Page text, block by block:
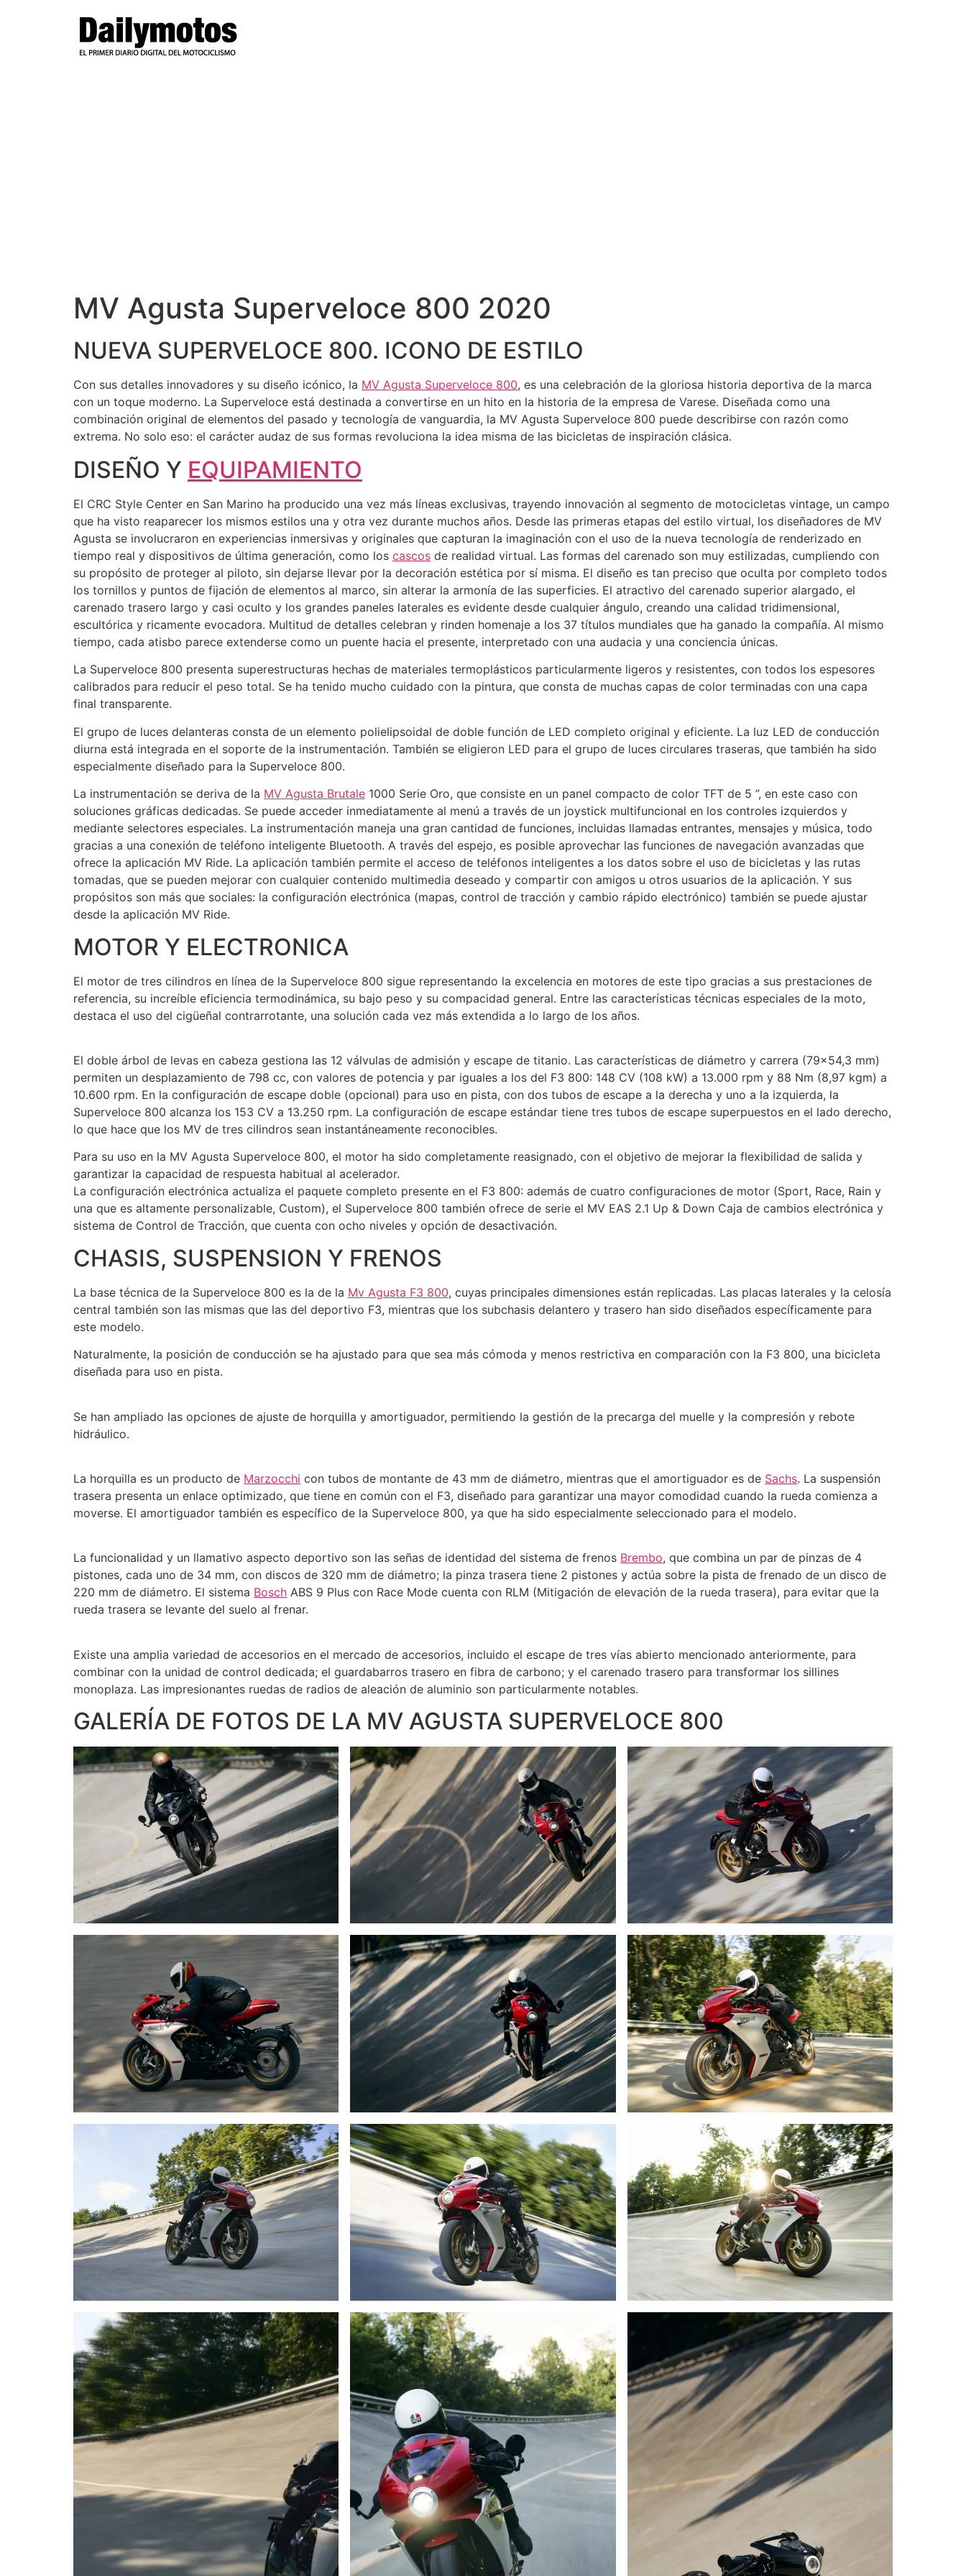
MV Agusta Superveloce 800 2020
NUEVA SUPERVELOCE 800. ICONO DE ESTILO
Con sus detalles innovadores y su diseño icónico, la MV Agusta Superveloce 800, es una celebración de la gloriosa historia deportiva de la marca
con un toque moderno. La Superveloce está destinada a convertirse en un hito en la historia de la empresa de Varese. Diseñada como una
combinación original de elementos del pasado y tecnología de vanguardia, la MV Agusta Superveloce 800 puede describirse con razón como
extrema. No solo eso: el carácter audaz de sus formas revoluciona la idea misma de las bicicletas de inspiración clásica.
DISEÑO Y EQUIPAMIENTO
El CRC Style Center en San Marino ha producido una vez más líneas exclusivas, trayendo innovación al segmento de motocicletas vintage, un campo
que ha visto reaparecer los mismos estilos una y otra vez durante muchos años. Desde las primeras etapas del estilo virtual, los diseñadores de MV
Agusta se involucraron en experiencias inmersivas y originales que capturan la imaginación con el uso de la nueva tecnología de renderizado en
tiempo real y dispositivos de última generación, como los cascos de realidad virtual. Las formas del carenado son muy estilizadas, cumpliendo con
su propósito de proteger al piloto, sin dejarse llevar por la decoración estética por sí misma. El diseño es tan preciso que oculta por completo todos
los tornillos y puntos de fijación de elementos al marco, sin alterar la armonía de las superficies. El atractivo del carenado superior alargado, el
carenado trasero largo y casi oculto y los grandes paneles laterales es evidente desde cualquier ángulo, creando una calidad tridimensional,
escultórica y ricamente evocadora. Multitud de detalles celebran y rinden homenaje a los 37 títulos mundiales que ha ganado la compañía. Al mismo
tiempo, cada atisbo parece extenderse como un puente hacia el presente, interpretado con una audacia y una conciencia únicas.
La Superveloce 800 presenta superestructuras hechas de materiales termoplásticos particularmente ligeros y resistentes, con todos los espesores
calibrados para reducir el peso total. Se ha tenido mucho cuidado con la pintura, que consta de muchas capas de color terminadas con una capa
final transparente.
El grupo de luces delanteras consta de un elemento polielipsoidal de doble función de LED completo original y eficiente. La luz LED de conducción
diurna está integrada en el soporte de la instrumentación. También se eligieron LED para el grupo de luces circulares traseras, que también ha sido
especialmente diseñado para la Superveloce 800.
La instrumentación se deriva de la MV Agusta Brutale 1000 Serie Oro, que consiste en un panel compacto de color TFT de 5 ”, en este caso con
soluciones gráficas dedicadas. Se puede acceder inmediatamente al menú a través de un joystick multifuncional en los controles izquierdos y
mediante selectores especiales. La instrumentación maneja una gran cantidad de funciones, incluidas llamadas entrantes, mensajes y música, todo
gracias a una conexión de teléfono inteligente Bluetooth. A través del espejo, es posible aprovechar las funciones de navegación avanzadas que
ofrece la aplicación MV Ride. La aplicación también permite el acceso de teléfonos inteligentes a los datos sobre el uso de bicicletas y las rutas
tomadas, que se pueden mejorar con cualquier contenido multimedia deseado y compartir con amigos u otros usuarios de la aplicación. Y sus
propósitos son más que sociales: la configuración electrónica (mapas, control de tracción y cambio rápido electrónico) también se puede ajustar
desde la aplicación MV Ride.
MOTOR Y ELECTRONICA
El motor de tres cilindros en línea de la Superveloce 800 sigue representando la excelencia en motores de este tipo gracias a sus prestaciones de
referencia, su increíble eficiencia termodinámica, su bajo peso y su compacidad general. Entre las características técnicas especiales de la moto,
destaca el uso del cigüeñal contrarrotante, una solución cada vez más extendida a lo largo de los años.
El doble árbol de levas en cabeza gestiona las 12 válvulas de admisión y escape de titanio. Las características de diámetro y carrera (79×54,3 mm)
permiten un desplazamiento de 798 cc, con valores de potencia y par iguales a los del F3 800: 148 CV (108 kW) a 13.000 rpm y 88 Nm (8,97 kgm) a
10.600 rpm. En la configuración de escape doble (opcional) para uso en pista, con dos tubos de escape a la derecha y uno a la izquierda, la
Superveloce 800 alcanza los 153 CV a 13.250 rpm. La configuración de escape estándar tiene tres tubos de escape superpuestos en el lado derecho,
lo que hace que los MV de tres cilindros sean instantáneamente reconocibles.
Para su uso en la MV Agusta Superveloce 800, el motor ha sido completamente reasignado, con el objetivo de mejorar la flexibilidad de salida y
garantizar la capacidad de respuesta habitual al acelerador.
La configuración electrónica actualiza el paquete completo presente en el F3 800: además de cuatro configuraciones de motor (Sport, Race, Rain y
una que es altamente personalizable, Custom), el Superveloce 800 también ofrece de serie el MV EAS 2.1 Up & Down Caja de cambios electrónica y
sistema de Control de Tracción, que cuenta con ocho niveles y opción de desactivación.
CHASIS, SUSPENSION Y FRENOS
La base técnica de la Superveloce 800 es la de la Mv Agusta F3 800, cuyas principales dimensiones están replicadas. Las placas laterales y la celosía
central también son las mismas que las del deportivo F3, mientras que los subchasis delantero y trasero han sido diseñados específicamente para
este modelo.
Naturalmente, la posición de conducción se ha ajustado para que sea más cómoda y menos restrictiva en comparación con la F3 800, una bicicleta
diseñada para uso en pista.
Se han ampliado las opciones de ajuste de horquilla y amortiguador, permitiendo la gestión de la precarga del muelle y la compresión y rebote
hidráulico.
La horquilla es un producto de Marzocchi con tubos de montante de 43 mm de diámetro, mientras que el amortiguador es de Sachs. La suspensión
trasera presenta un enlace optimizado, que tiene en común con el F3, diseñado para garantizar una mayor comodidad cuando la rueda comienza a
moverse. El amortiguador también es específico de la Superveloce 800, ya que ha sido especialmente seleccionado para el modelo.
La funcionalidad y un llamativo aspecto deportivo son las señas de identidad del sistema de frenos Brembo, que combina un par de pinzas de 4
pistones, cada uno de 34 mm, con discos de 320 mm de diámetro; la pinza trasera tiene 2 pistones y actúa sobre la pista de frenado de un disco de
220 mm de diámetro. El sistema Bosch ABS 9 Plus con Race Mode cuenta con RLM (Mitigación de elevación de la rueda trasera), para evitar que la
rueda trasera se levante del suelo al frenar.
Existe una amplia variedad de accesorios en el mercado de accesorios, incluido el escape de tres vías abierto mencionado anteriormente, para
combinar con la unidad de control dedicada; el guardabarros trasero en fibra de carbono; y el carenado trasero para transformar los sillines
monoplaza. Las impresionantes ruedas de radios de aleación de aluminio son particularmente notables.
GALERÍA DE FOTOS DE LA MV AGUSTA SUPERVELOCE 800